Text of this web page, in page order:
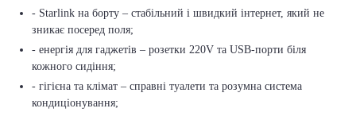
- Starlink на борту – стабільний і швидкий інтернет, який не
зникає посеред поля;
- енергія для гаджетів – розетки 220V та USB-порти біля
кожного сидіння;
- гігієна та клімат – справні туалети та розумна система
кондиціонування;